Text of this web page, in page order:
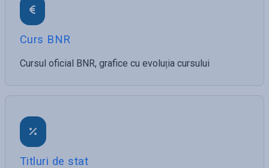
Curs BNR
Cursul oficial BNR, grafice cu evoluția cursului
Titluri de stat